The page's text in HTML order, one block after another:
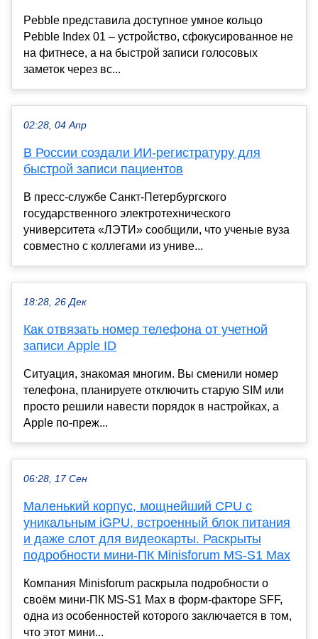
Pebble представила доступное умное кольцо
Pebble Index 01 – устройство, сфокусированное не
на фитнесе, а на быстрой записи голосовых
заметок через вс...
02:28, 04 Апр
В России создали ИИ-регистратуру для
быстрой записи пациентов
В пресс-службе Санкт-Петербургского
государственного электротехнического
университета «ЛЭТИ» сообщили, что ученые вуза
совместно с коллегами из униве...
18:28, 26 Дек
Как отвязать номер телефона от учетной
записи Apple ID
Ситуация, знакомая многим. Вы сменили номер
телефона, планируете отключить старую SIM или
просто решили навести порядок в настройках, а
Apple по-преж...
06:28, 17 Сен
Маленький корпус, мощнейший CPU с
уникальным iGPU, встроенный блок питания
и даже слот для видеокарты. Раскрыты
подробности мини-ПК Minisforum MS-S1 Max
Компания Minisforum раскрыла подробности о
своём мини-ПК MS-S1 Max в форм-факторе SFF,
одна из особенностей которого заключается в том,
что этот мини...